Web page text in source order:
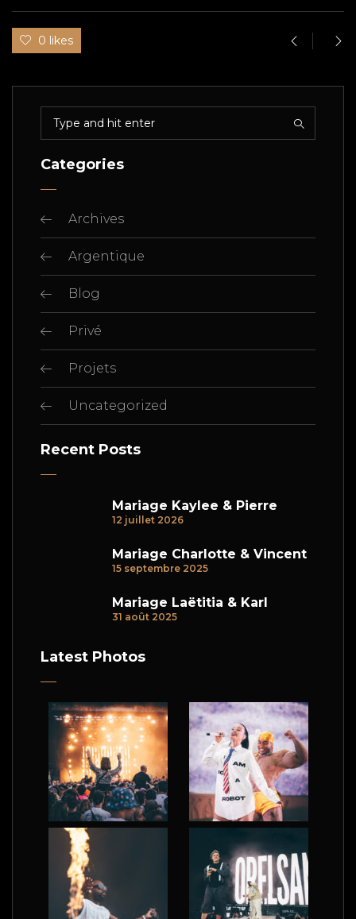
0 likes
Categories
Archives
Argentique
Blog
Privé
Projets
Uncategorized
Recent Posts
Mariage Kaylee & Pierre
12 juillet 2026
Mariage Charlotte & Vincent
15 septembre 2025
Mariage Laëtitia & Karl
31 août 2025
Latest Photos